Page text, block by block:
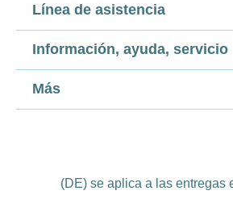
Línea de asistencia
Información, ayuda, servicio
Más
(DE) se aplica a las entregas